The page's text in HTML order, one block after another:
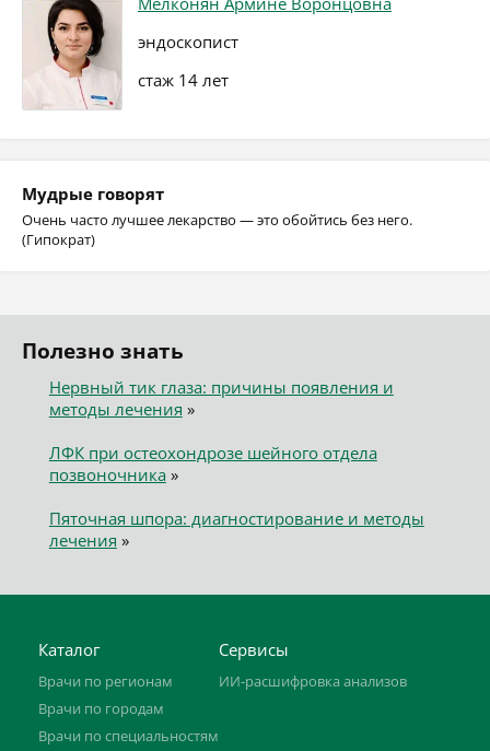
эндоскопист
стаж 14 лет
Мудрые говорят
Очень часто лучшее лекарство — это обойтись без него.
(Гипократ)
Полезно знать
Нервный тик глаза: причины появления и
методы лечения »
ЛФК при остеохондрозе шейного отдела
позвоночника»
Пяточная шпора: диагностирование и методы
лечения »
Каталог
Врачи по регионам
Врачи по городам
Врачи по специальностям
Сервисы
ИИ-расшифровка анализов